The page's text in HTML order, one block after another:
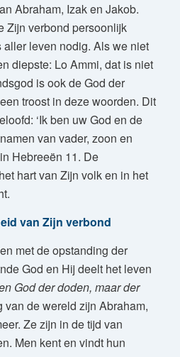
Abraham, Izak en Jakob.
Zijn verbond persoonlijk
leven nodig. Als we niet
diepste: Lo Ammi, dat is niet
is ook de God der
troost in deze woorden. Dit
‘Ik ben uw God en de
van vader, zoon en
Hebreeën 11. De
hart van Zijn volk en in het
van Zijn verbond
met de opstanding der
God en Hij deelt het leven
God der doden, maar der
van de wereld zijn Abraham,
Ze zijn in de tijd van
Men kent en vindt hun